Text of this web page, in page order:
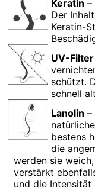
Keratin –
Der
Keratin-
UV-Filter
schützt.
schnell
Lanolin –
bestens
die
werden sie
verstärkt
und die Intensität